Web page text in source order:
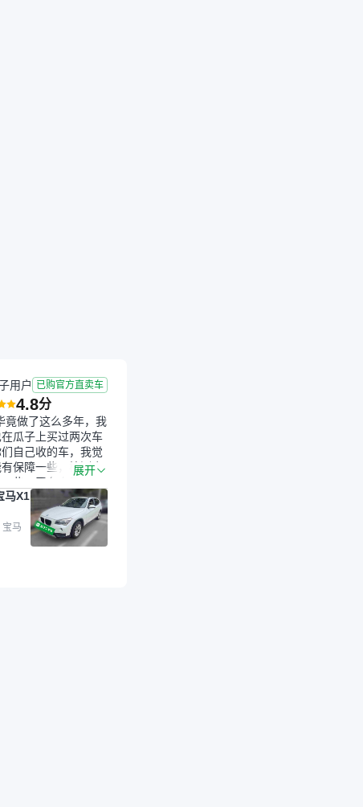
用户 已购官方直卖车
4.8分
竟做了这么多年，我
瓜子上买过两次车
自己收的车，我觉
保障一些，检测会
些。平台自己收上
车，应该更可靠。
是宝马X1，主要看中
和公里数比较合
，瓜子承诺无火
展开
马X1
马